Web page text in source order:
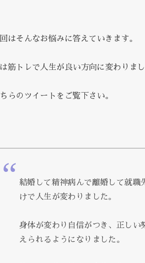
はそんなお悩みに答えていきます。
筋トレで人生が良い方向に変わりまし
らのツイートをご覧下さい。
結婚して精神病んで離婚して就
けで人生が変わりました。
身体が変わり自信がつき、正しい
えられるようになりました。